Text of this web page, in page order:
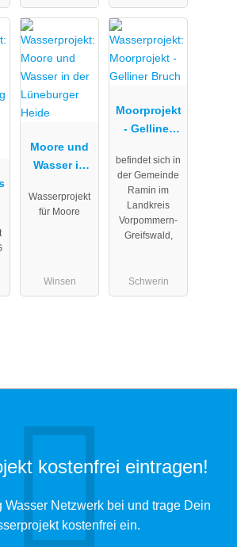
Moore und
Wasser in
Lüneburger
Wasserprojekt
für Moore
Winsen
Moorprojekt
- Gelliner
befindet sich in
der Gemeinde
Ramin im
Landkreis
Vorpommern-
Greifswald,
Schwerin
kostenfrei eintragen!
Wasser Netzwerk bei und trage Dein
kostenfrei ein.